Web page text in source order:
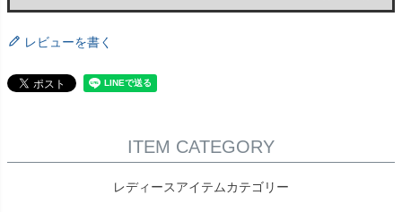
レビューを書く
ITEM CATEGORY
レディースアイテムカテゴリー